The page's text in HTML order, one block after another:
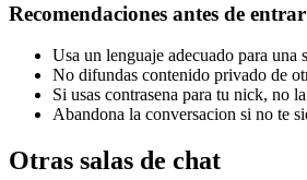
Recomendaciones antes de entrar
Usa un lenguaje adecuado para una
No difundas contenido privado de
Si usas contrasena para tu nick, no
Abandona la conversacion si no te
Otras salas de chat